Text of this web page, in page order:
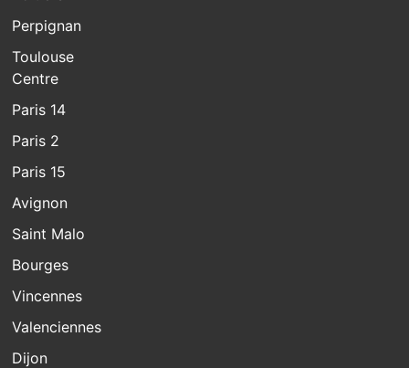
Perpignan
Toulouse
Centre
Paris 14
Paris 2
Paris 15
Avignon
Saint Malo
Bourges
Vincennes
Valenciennes
Dijon